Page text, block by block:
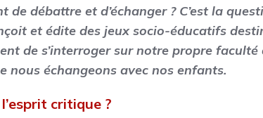
de débattre et d’échanger ? C’est la
et édite des jeux socio-éducatifs
de s’interroger sur notre propre
nous échangeons avec nos enfants.
critique ?